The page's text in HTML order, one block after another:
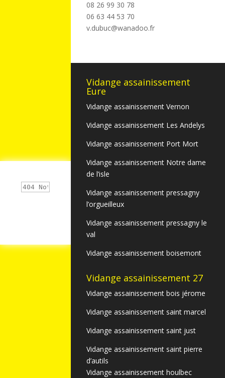
08 26 99 30 78
06 63 44 53 70
v.dubuc@wanadoo.fr
Vidange assainissement
Eure
Vidange assainissement Vernon
Vidange assainissement Les Andelys
Vidange assainissement Port Mort
Vidange assainissement Notre dame
de l’isle
Vidange assainissement pressagny
l’orgueilleux
Vidange assainissement pressagny le
val
Vidange assainissement boisemont
Vidange assainissement 27
Vidange assainissement bois jérome
Vidange assainissement saint marcel
Vidange assainissement saint just
Vidange assainissement saint pierre
d’autils
Vidange assainissement houlbec